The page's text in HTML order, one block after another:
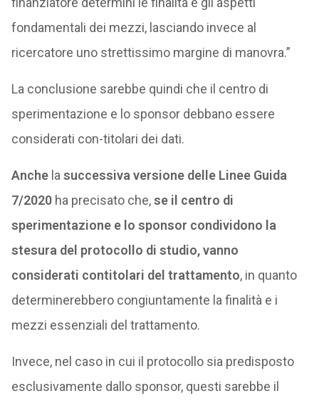
fondamentali dei mezzi, lasciando invece al
ricercatore uno strettissimo margine di manovra.”
La conclusione sarebbe quindi che il centro di
sperimentazione e lo sponsor debbano essere
considerati con-titolari dei dati.
Anche lasuccessiva versione delle Linee Guida
7/2020ha precisato che,se il centro di
sperimentazione e lo sponsor condividono la
stesura del protocollo di studio, vanno
considerati contitolari del trattamento, in quanto
determinerebbero congiuntamente la finalità e i
mezzi essenziali del trattamento.
Invece, nel caso in cui il protocollo sia predisposto
esclusivamente dallo sponsor, questi sarebbe il